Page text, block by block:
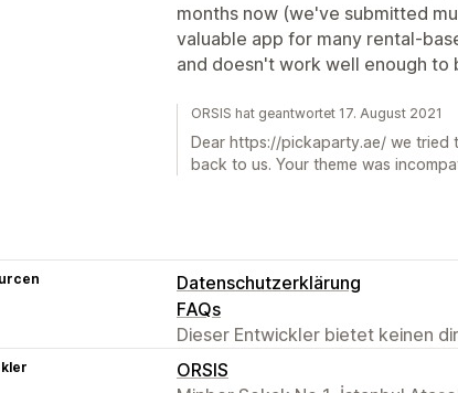
months now (we've submitted
valuable app for many rental-
and doesn't work well enough to
ORSIS hat geantwortet 17. August 2021
Dear https://pickaparty.ae/ we tried
back to us. Your theme was
Datenschutzerklärung
FAQs
Dieser Entwickler bietet keinen
ORSIS